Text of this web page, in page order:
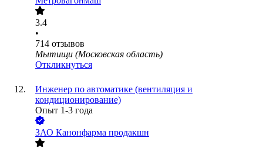
3.4
•
714 отзывов
Мытищи (Московская область)
Откликнуться
Инженер по автоматике (вентиляция и
кондиционирование)
Опыт 1-3 года
ЗАО Канонфарма продакшн